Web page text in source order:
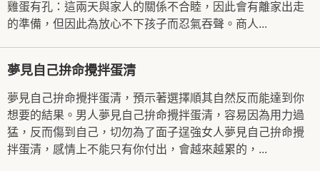
雞蛋有孔：這兩天與家人的關係不合睦，因此會有離家出走
的準備，但因此為放心不下孩子而忍氣吞聲。商人...
夢見自己拚命攪拌蛋清
夢見自己拚命攪拌蛋清，預示著選擇順其自然反而能達到你
想要的結果。男人夢見自己拚命攪拌蛋清，容易因為用力過
猛，反而傷到自己，切勿為了面子逞強女人夢見自己拚命攪
拌蛋清，感情上不能只有你付出，會越來越累的，...